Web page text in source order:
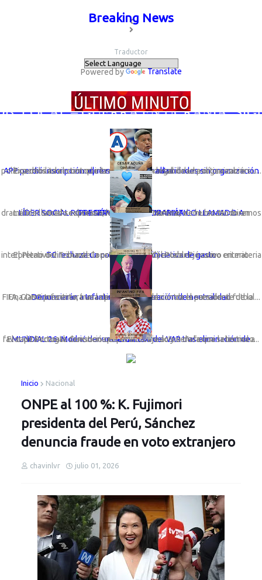
Breaking News
Traductor
Powered by Translate
– GUERRA EN UCRANIA; SIGUEN
APP perdió inscripción: el riesgo de elegir autoridades sin organización que responda por ellas
Expertos advierten que la desaparición legal de una organización política debilita el control interno y la responsabilidad política sobre su...
LÍDER SOCIAL ROSA GÓMEZ LANZA DRAMÁTICO LLAMADO A PRESERVAR LA VIDA MARINA
La líder social sechurana; Rosa Gómez Nunura, viene lanzando un dramático llamado expresando: “Basta de cortinas de humo. No miremos a otro ...
TC rechaza un congreso con iniciativa de gasto
El Pleno del Tribunal Constitucional (TC) estableció como criterio interpretativo vinculante la preeminencia del Poder Ejecutivo en materia ...
Denunciarán a Infantino por vulneración de neutralidad
Una ONG presentará una denuncia formal contra el presidente de la FIFA, Gianni Infantino, tras la polémica anulación de la sanción al futbol...
MUNDIAL 26: Modrić denuncia mal uso del VAR tras eliminación de Croacia
El capitán croata denunció que el arbitraje actuó de forma selectiva a favor de Portugal. Cuestiona el penal cobrado y señala que la tecnolo...
Inicio Nacional
ONPE al 100 %: K. Fujimori
presidenta del Perú, Sánchez
denuncia fraude en voto extranjero
chavinlvr julio 01, 2026